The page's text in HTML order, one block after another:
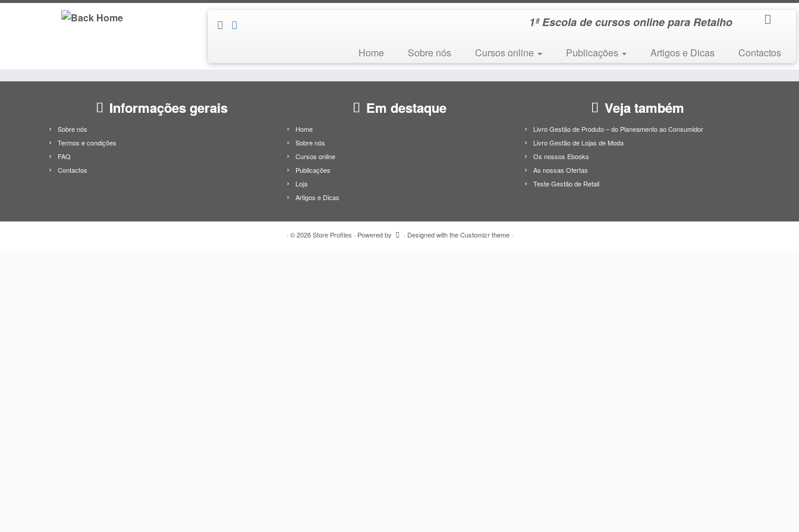
Skip
1ª Escola de cursos online para Retalho
Home Sobre nós Cursos online Publicações Artigos e Dicas Contactos
Informações gerais
Sobre nós
Termos e condições
FAQ
Contactos
Em destaque
Home
Sobre nós
Cursos online
Publicações
Loja
Artigos e Dicas
Veja também
Livro Gestão de Produto – do Planeamento ao Consumidor
Livro Gestão de Lojas de Moda
Os nossos Ebooks
As nossas Ofertas
Teste Gestão de Retail
· © 2026 Store Profiles · Powered by · Designed with theCustomizr theme·